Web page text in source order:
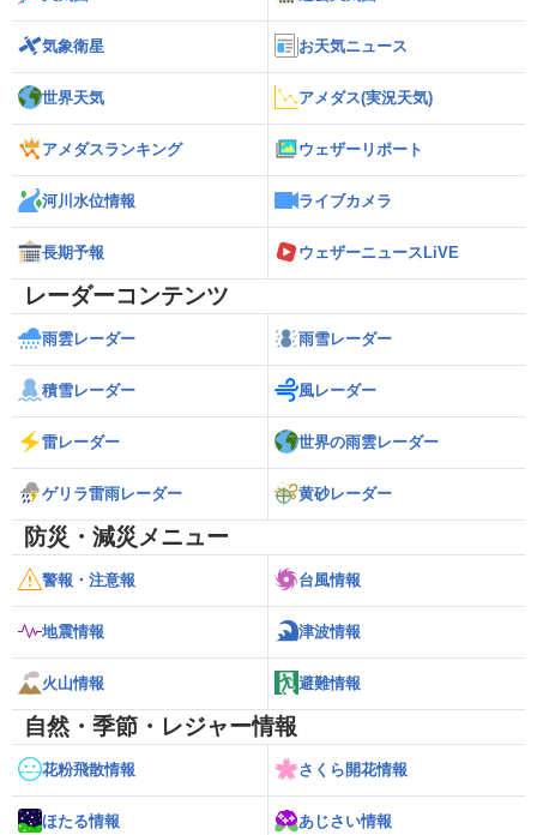
気象衛星 お天気ニュース
世界天気 アメダス(実況天気)
アメダスランキング ウェザーリポート
河川水位情報 ライブカメラ
長期予報 ウェザーニュースLiVE
レーダーコンテンツ
雨雲レーダー 雨雪レーダー
積雪レーダー 風レーダー
雷レーダー 世界の雨雲レーダー
ゲリラ雷雨レーダー 黄砂レーダー
防災・減災メニュー
警報・注意報 台風情報
地震情報 津波情報
火山情報 避難情報
自然・季節・レジャー情報
花粉飛散情報 さくら開花情報
ほたる情報 あじさい情報